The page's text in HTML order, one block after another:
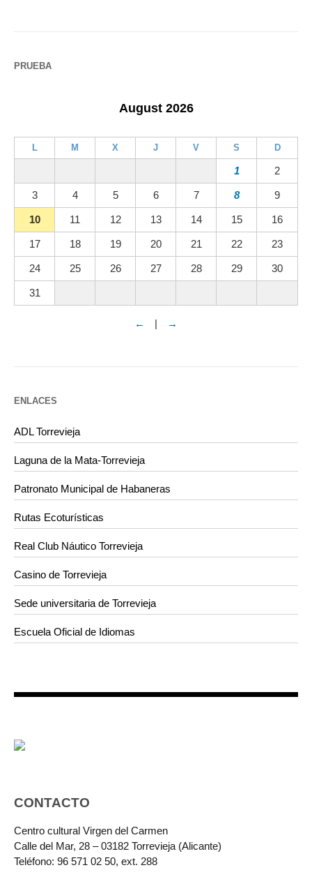
PRUEBA
August 2026
L M X J V S D
1 2
3 4 5 6 7 8 9
10 11 12 13 14 15 16
17 18 19 20 21 22 23
24 25 26 27 28 29 30
31
← | →
ENLACES
ADL Torrevieja
Laguna de la Mata-Torrevieja
Patronato Municipal de Habaneras
Rutas Ecoturísticas
Real Club Náutico Torrevieja
Casino de Torrevieja
Sede universitaria de Torrevieja
Escuela Oficial de Idiomas
CONTACTO
Centro cultural Virgen del Carmen
Calle del Mar, 28 – 03182 Torrevieja (Alicante)
Teléfono: 96 571 02 50, ext. 288